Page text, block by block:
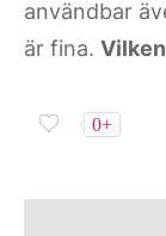
användbar
är fina.
0+